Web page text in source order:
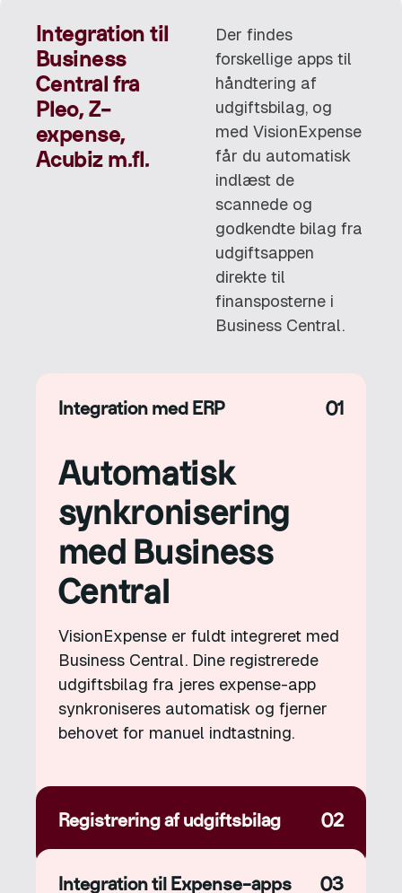
Integration til
Business
Central fra
Pleo, Z-
expense,
Acubiz m.fl.
Der findes
forskellige apps til
håndtering af
udgiftsbilag, og
med VisionExpense
får du automatisk
indlæst de
scannede og
godkendte bilag fra
udgiftsappen
direkte til
finansposterne i
Business Central.
Integration med ERP 01
Automatisk
synkronisering
med Business
Central
VisionExpense er fuldt integreret med
Business Central. Dine registrerede
udgiftsbilag fra jeres expense-app
synkroniseres automatisk og fjerner
behovet for manuel indtastning.
Registrering af udgiftsbilag 02
Integration til Expense-apps 03